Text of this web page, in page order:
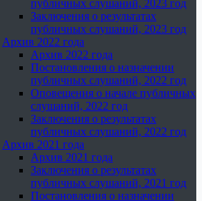
публичных слушаний, 2023 год
Заключения о результатах
публичных слушаний, 2023 год
Архив 2022 года
Архив 2022 года
Постановления о назначении
публичных слушаний, 2022 год
Оповещения о начале публичных
слушаний, 2022 год
Заключения о результатах
публичных слушаний, 2022 год
Архив 2021 года
Архив 2021 года
Заключения о результатах
публичных слушаний, 2021 год
Постановления о назначении